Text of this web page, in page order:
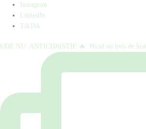
Instagram
LinkedIn
TikTok
UDE NU: ANTICHRISTIE 🔥⁠ ⁠ Hvad nu hvis de